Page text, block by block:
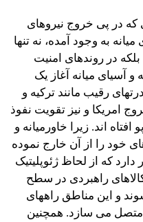
که در پی خروج نیروهای
به وجود آمده، نه تنها
در روندهای امنیت
و آسیای میانه آغاز یک
رقیب مانند ترکیه و
امریکا و نیز تقویت نفوذ
اند. زیرا خاورمیانه و
خود را از آن خارج نموده
که از لحاظ ژئوپلیتیک
راهبردی در سطح
و این مناطق راههای
متصل می سازد. همچنین